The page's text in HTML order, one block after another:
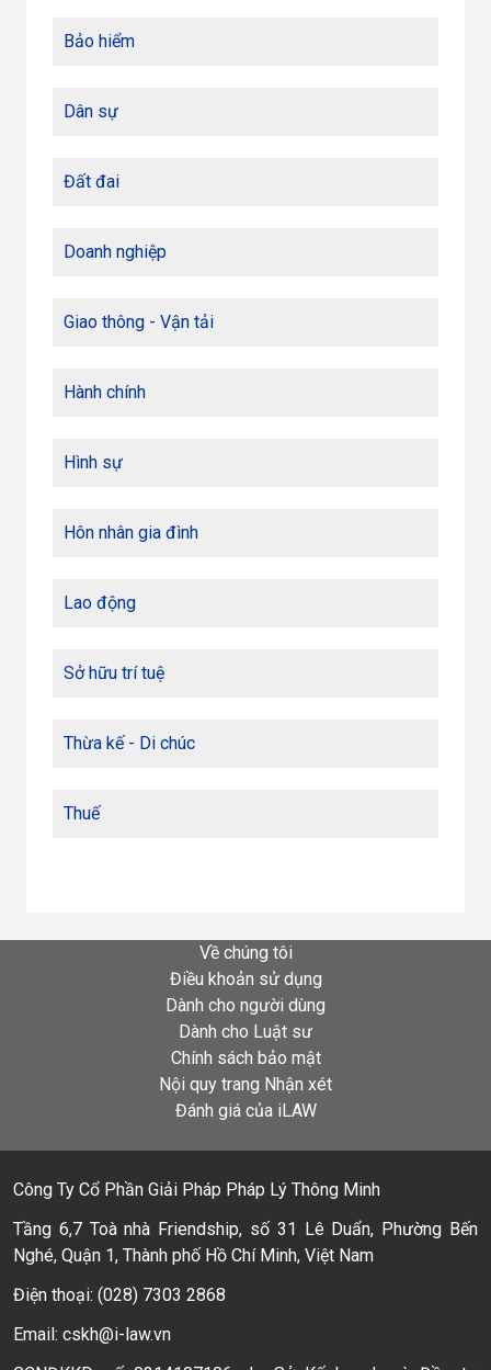
Bảo hiểm
Dân sự
Đất đai
Doanh nghiệp
Giao thông - Vận tải
Hành chính
Hình sự
Hôn nhân gia đình
Lao động
Sở hữu trí tuệ
Thừa kế - Di chúc
Thuế
Về chúng tôi
Điều khoản sử dụng
Dành cho người dùng
Dành cho Luật sư
Chính sách bảo mật
Nội quy trang Nhận xét
Đánh giá của iLAW
Công Ty Cổ Phần Giải Pháp Pháp Lý Thông Minh
Tầng 6,7 Toà nhà Friendship, số 31 Lê Duẩn, Phường Bến
Nghé, Quận 1, Thành phố Hồ Chí Minh, Việt Nam
Điện thoại: (028) 7303 2868
Email: cskh@i-law.vn